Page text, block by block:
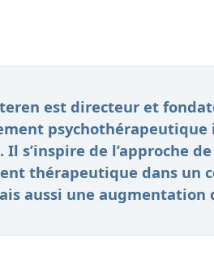
est directeur et
Il s’inspire de l’approche
thérapeutique dans un
aussi une